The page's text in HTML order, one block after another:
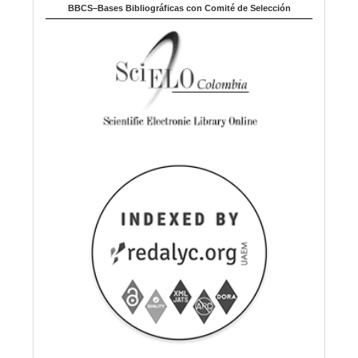
BBCS–Bases Bibliográficas con Comité de Selección